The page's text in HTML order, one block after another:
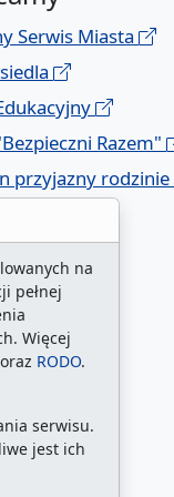
na
pełnej
Więcej
oraz RODO.
serwisu.
jest ich
Serwis Miasta
Razem"
przyjazny rodzinie